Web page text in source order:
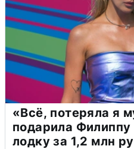
«Всё, потеряла я
подарила
лодку за 1,2 млн